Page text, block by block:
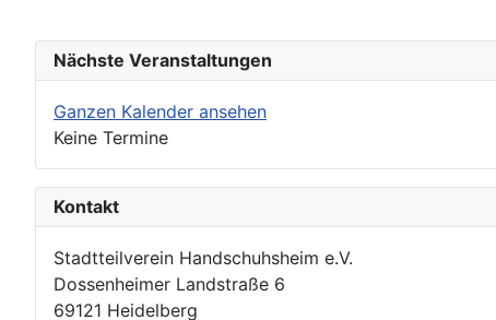
Nächste Veranstaltungen
Ganzen Kalender ansehen
Keine Termine
Kontakt
Stadtteilverein Handschuhsheim e.V.
Dossenheimer Landstraße 6
69121 Heidelberg